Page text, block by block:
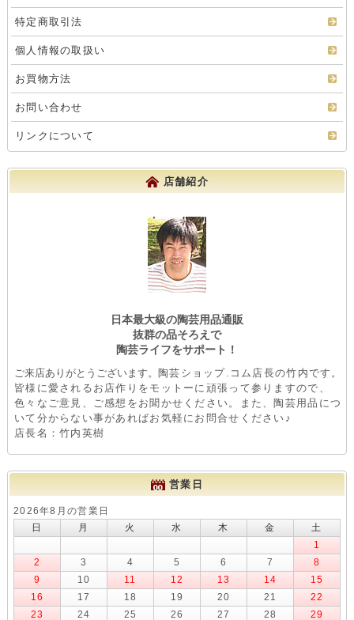
特定商取引法
個人情報の取扱い
お買物方法
お問い合わせ
リンクについて
店舗紹介
日本最大級の陶芸用品通販
抜群の品そろえで
陶芸ライフをサポート！
ご来店ありがとうございます。 陶芸ショップ.コム店長の竹内です。
皆様に愛されるお店作りをモットーに頑張って参りますので、
色々なご意見、ご感想をお聞かせください。また、陶芸用品につ
いて分からない事があればお気軽にお問合せください♪
店長名：竹内英樹
営業日
2026年8月の営業日
日
月 火 水 木 金
土
1
2
3 4 5 6 7
8
9
10 11 12 13 14
15
16
17 18 19 20 21
22
23
24 25 26 27 28 29